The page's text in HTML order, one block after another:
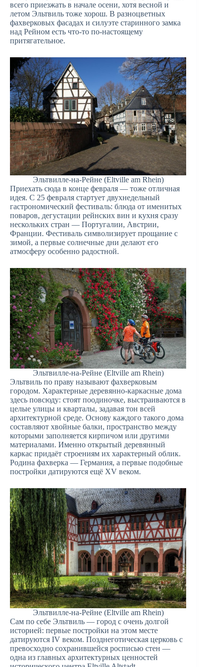
всего приезжать в начале осени, хотя весной и
летом Эльтвиль тоже хорош. В разноцветных
фахверковых фасадах и силуэте старинного замка
над Рейном есть что-то по-настоящему
притягательное.
Эльтвилле-на-Рейне (Eltville am Rhein)
Приехать сюда в конце февраля — тоже отличная
идея. С 25 февраля стартует двухнедельный
гастрономический фестиваль: блюда от именитых
поваров, дегустации рейнских вин и кухня сразу
нескольких стран — Португалии, Австрии,
Франции. Фестиваль символизирует прощание с
зимой, а первые солнечные дни делают его
атмосферу особенно радостной.
Эльтвилле-на-Рейне (Eltville am Rhein)
Эльтвиль по праву называют фахверковым
городом. Характерные деревянно-каркасные дома
здесь повсюду: стоят поодиночке, выстраиваются в
целые улицы и кварталы, задавая тон всей
архитектурной среде. Основу каждого такого дома
составляют хвойные балки, пространство между
которыми заполняется кирпичом или другими
материалами. Именно открытый деревянный
каркас придаёт строениям их характерный облик.
Родина фахверка — Германия, а первые подобные
постройки датируются ещё XV веком.
Эльтвилле-на-Рейне (Eltville am Rhein)
Сам по себе Эльтвиль — город с очень долгой
историей: первые постройки на этом месте
датируются IV веком. Позднеготическая церковь с
превосходно сохранившейся росписью стен —
одна из главных архитектурных ценностей